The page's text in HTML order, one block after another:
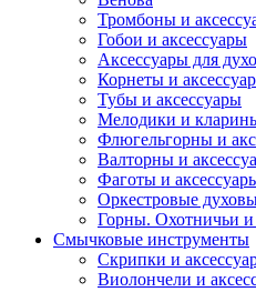
Тромбоны и
Гобои и аксессуары
Аксессуары для
Корнеты и
Тубы и аксессуары
Мелодики и
Флюгельгорны и
Валторны и
Фаготы и
Оркестровые
Горны. Охотничьи
Смычковые инструменты
Скрипки и
Виолончели и